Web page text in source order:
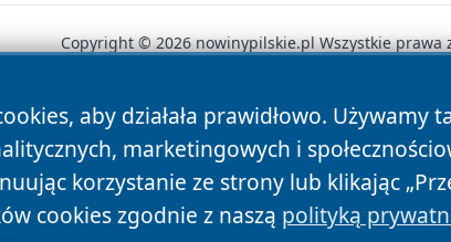
aby działała prawidłowo.
marketingowych i
korzystanie ze strony lub klikając
cookies zgodnie z naszą polityką
Copyright © 2026 nowinypilskie.pl Wszystkie prawa
News Autorzy Polityka Prywatności